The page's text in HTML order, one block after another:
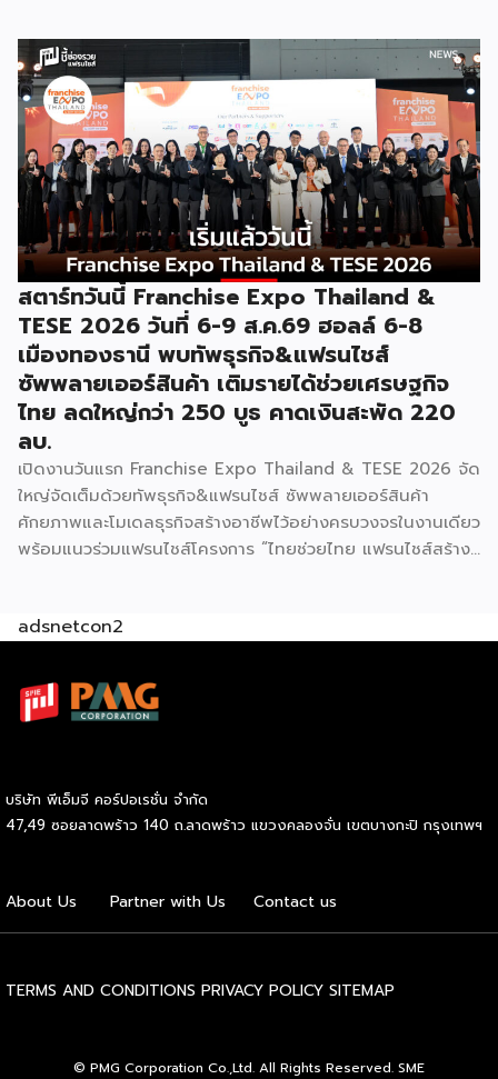
2026 ให้แก่ผู้ประกอบธุรกิจแฟรนไชส์ที่อยู่ในการส่งเสริมสนับสนุน
ของกรมฯ นายพูนพงษ์ นัยนาภากรณ์ อธิบดีกรมพัฒนาธุรกิจ
การค้า กระทรวงพาณิชย์ เปิดเผยภายหลังเป็นประธานเปิดงาน
“งานแฟรนไชส์ เอ็กซ์โป ไทยแลนด์ บาย สมาร์ท เอสเอ็มอี เอ็กซ์
โป (Franchise Expo Thailand by Smart SME Expo)” ซึ่ง
เป็นงานแสดงธุรกิจแฟรนไชส์ชั้นนำที่จัดขึ้นโดย บริษัท พีเอ็มจี
คอร์ปอเรชัน จำกัด เพื่อยกระดับศักยภาพของผู้ประกอบการและ
เจ้าของธุรกิจที่ต้องการขยายกิจการผ่านระบบแฟรนไชส์ […]
สตาร์ทวันนี้ Franchise Expo Thailand &
TESE 2026 วันที่ 6-9 ส.ค.69 ฮอลล์ 6-8
เมืองทองธานี พบทัพธุรกิจ&แฟรนไชส์
ซัพพลายเออร์สินค้า เติมรายได้ช่วยเศรษฐกิจ
ไทย ลดใหญ่กว่า 250 บูธ คาดเงินสะพัด 220
ลบ.
เปิดงานวันแรก Franchise Expo Thailand & TESE 2026 จัด
ใหญ่จัดเต็มด้วยทัพธุรกิจ&แฟรนไชส์ ซัพพลายเออร์สินค้า
ศักยภาพและโมเดลธุรกิจสร้างอาชีพไว้อย่างครบวงจรในงานเดียว
พร้อมแนวร่วมแฟรนไชส์โครงการ “ไทยช่วยไทย แฟรนไชส์สร้าง
เลือกสร้างรายได้เพิ่มและพยุงเศรษฐกิจไทยให้ฟื้นตัว เสิร์ฟครบ
ความรู้โดยผู้ทรงคุณวุฒิคับคั่ง และกิจกรรมเจรจาจับคู่ธุรกิจทั้งใน
และต่างประเทศ งานจัดต่อเนื่องระหว่างวันที่ 6-9 สิงหาคมนี้ ที่
ธุรกิจการค้า กระทรวงพาณิชย์ กล่าวว่า งาน ” Franchise Expo
Thailand & Thailand E-Commerce Selection Expo
(TESE 2026) เป็นเวทีแสดงธุรกิจแฟรนไชส์และโซลูชั่นส์แบบครบ
adsnetcon2
บริษัท พีเอ็มจี คอร์ปอเรชั่น จำกัด
47,49 ซอยลาดพร้าว 140 ถ.ลาดพร้าว แขวงคลองจั่น เขตบางกะปิ กรุงเทพฯ
About Us Partner with Us Contact us
TERMS AND CONDITIONS PRIVACY POLICY SITEMAP
© PMG Corporation Co.,Ltd. All Rights Reserved. SME